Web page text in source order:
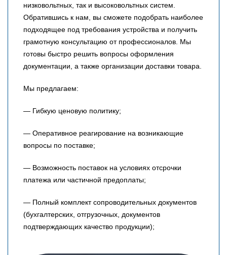
низковольтных, так и высоковольтных систем.
Обратившись к нам, вы сможете подобрать наиболее
подходящее под требования устройства и получить
грамотную консультацию от профессионалов. Мы
готовы быстро решить вопросы оформления
документации, а также организации доставки товара.
Мы предлагаем:
— Гибкую ценовую политику;
— Оперативное реагирование на возникающие
вопросы по поставке;
— Возможность поставок на условиях отсрочки
платежа или частичной предоплаты;
— Полный комплект сопроводительных документов
(бухгалтерских, отгрузочных, документов
подтверждающих качество продукции);